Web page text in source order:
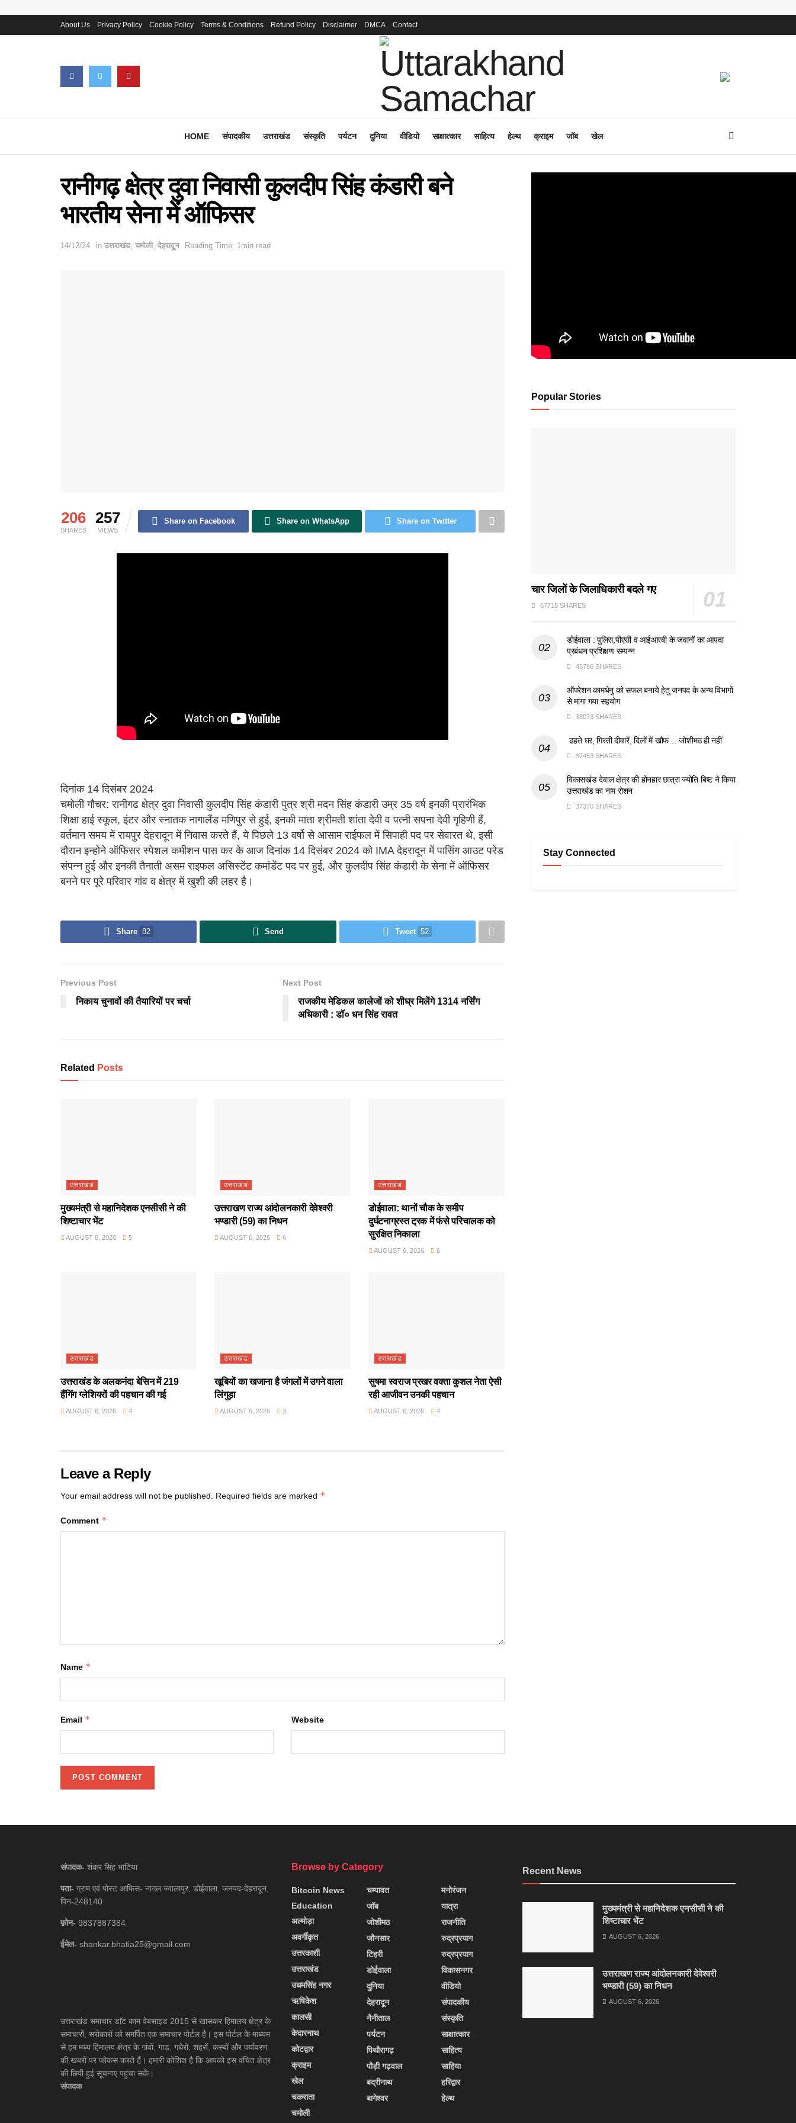
About Us Privacy Policy Cookie Policy Terms & Conditions Refund Policy Disclaimer DMCA Contact
HOME संपादकीय उत्तराखंड संस्कृति पर्यटन दुनिया वीडियो साक्षात्कार साहित्य हेल्थ क्राइम जॉब खेल
रानीगढ़ क्षेत्र दुवा निवासी कुलदीप सिंह कंडारी बने
भारतीय सेना में ऑफिसर
14/12/24 in उत्तराखंड, चमोली, देहरादून Reading Time: 1min read
206
SHARES
257
VIEWS
Share on Facebook Share on WhatsApp Share on Twitter
दिनांक 14 दिसंबर 2024
चमोली गौचर: रानीगढ क्षेत्र दुवा निवासी कुलदीप सिंह कंडारी पुत्र श्री मदन सिंह कंडारी उम्र 35 वर्ष इनकी प्रारंभिक
शिक्षा हाई स्कूल, इंटर और स्नातक नागालैंड मणिपुर से हुई, इनकी माता श्रीमती शांता देवी व पत्नी सपना देवी गृहिणी हैं,
वर्तमान समय में रायपुर देहरादून में निवास करते हैं, ये पिछले 13 वर्षो से आसाम राईफल में सिपाही पद पर सेवारत थे, इसी
दौरान इन्होने ऑफिसर स्पेशल कमीशन पास कर के आज दिनांक 14 दिसंबर 2024 को IMA देहरादून में पासिंग आउट परेड
संपन्न हुई और इनकी तैनाती असम राइफल असिस्टेंट कमांडेंट पद पर हुई, और कुलदीप सिंह कंडारी के सेना में ऑफिसर
बनने पर पूरे परिवार गांव व क्षेत्र में खुशी की लहर है।
Share 82 Send Tweet 52
Previous Post
निकाय चुनावों की तैयारियों पर चर्चा
Next Post
राजकीय मेडिकल कालेजों को शीघ्र मिलेंगे 1314 नर्सिंग
अधिकारी : डॉ० धन सिंह रावत
Related Posts
उत्तराखंड
मुख्यमंत्री से महानिदेशक एनसीसी ने की
शिष्टाचार भेंट
AUGUST 6, 2026 5
उत्तराखंड
उत्तराखण राज्य आंदोलनकारी देवेश्वरी
भण्डारी (59) का निधन
AUGUST 6, 2026 6
उत्तराखंड
डोईवाला: थानों चौक के समीप
दुर्घटनाग्रस्त ट्रक में फंसे परिचालक को
सुरक्षित निकाला
AUGUST 6, 2026 6
उत्तराखंड
उत्तराखंड के अलकनंदा बेसिन में 219
हैंगिंग ग्लेशियरों की पहचान की गई
AUGUST 6, 2026 4
उत्तराखंड
खूबियों का खजाना है जंगलों में उगने वाला
लिंगुड़ा
AUGUST 6, 2026 3
उत्तराखंड
सुषमा स्वराज प्रखर वक्ता कुशल नेता ऐसी
रही आजीवन उनकी पहचान
AUGUST 6, 2026 4
Leave a Reply
Your email address will not be published. Required fields are marked *
Comment *
Name *
Email * Website
Popular Stories
चार जिलों के जिलाधिकारी बदले गए
67718 SHARES
डोईवाला : पुलिस,पीएसी व आईआरबी के जवानों का आपदा
प्रबंधन प्रशिक्षण सम्पन्न
45786 SHARES
ऑपरेशन कामधेनु को सफल बनाये हेतु जनपद के अन्य विभागों
से मांगा गया सहयोग
38073 SHARES
ढहते घर, गिरती दीवारें, दिलों में खौफ… जोशीमठ ही नहीं
37453 SHARES
विकासखंड देवाल क्षेत्र की होनहार छात्रा ज्योति बिष्ट ने किया
उत्तराखंड का नाम रोशन
37370 SHARES
Stay Connected
संपादक- शंकर सिंह भाटिया
पता- ग्राम एवं पोस्ट आफिस- नागल ज्वालापुर, डोईवाला, जनपद-देहरादून,
पिन-248140
फ़ोन- 9837887384
ईमेल- shankar.bhatia25@gmail.com
उत्तराखंड समाचार डाॅट काम वेबसाइड 2015 से खासकर हिमालय क्षेत्र के
समाचारों, सरोकारों को समर्पित एक समाचार पोर्टल है। इस पोर्टल के माध्यम
से हम मध्य हिमालय क्षेत्र के गांवों, गाड़, गधेरों, शहरों, कस्बों और पर्यावरण
की खबरों पर फोकस करते हैं। हमारी कोशिश है कि आपको इस वंचित क्षेत्र
की छिपी हुई सूचनाएं पहुंचा सकें।
संपादक
Browse by Category
Bitcoin News
Education
अल्मोड़ा
अवर्गीकृत
उत्तरकाशी
उत्तराखंड
उधमसिंह नगर
ऋषिकेश
कालसी
केदारनाथ
कोटद्वार
क्राइम
खेल
चकराता
चमोली
चम्पावत
जॉब
जोशीमठ
जौनसार
टिहरी
डोईवाला
दुनिया
देहरादून
नैनीताल
पर्यटन
पिथौरागढ़
पौड़ी गढ़वाल
बद्रीनाथ
बागेश्वर
मनोरंजन
यात्रा
राजनीति
रुद्रप्रयाग
रुद्रप्रयाग
विकासनगर
वीडियो
संपादकीय
संस्कृति
साक्षात्कार
साहित्य
साहिया
हरिद्वार
हेल्थ
Recent News
मुख्यमंत्री से महानिदेशक एनसीसी ने की
शिष्टाचार भेंट
AUGUST 6, 2026
उत्तराखण राज्य आंदोलनकारी देवेश्वरी
भण्डारी (59) का निधन
AUGUST 6, 2026